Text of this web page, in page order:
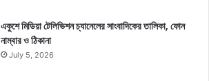
একুশে মিডিয়া টেলিভিশন চ্যানেলের সাংবাদিকের তালিকা, ফোন
নাম্বার ও ঠিকানা
July 5, 2026